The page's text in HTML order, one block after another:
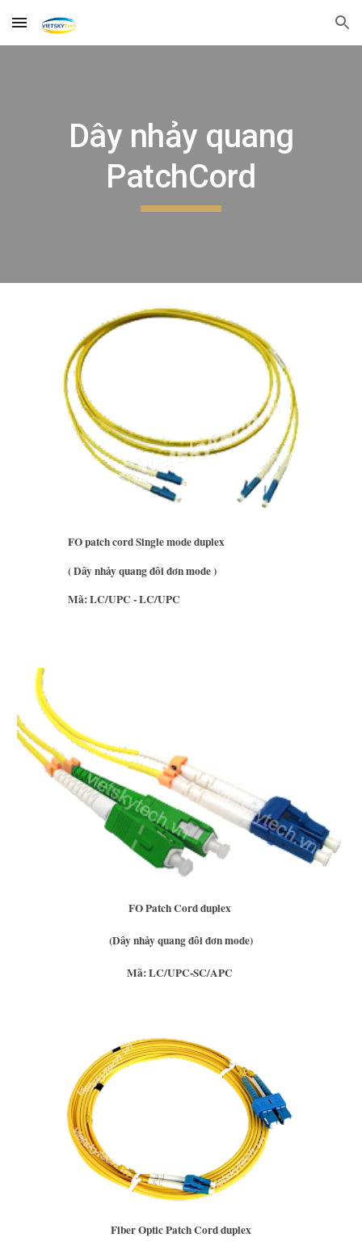
Skip to main content Skip to navigation
Dây nhảy quang
PatchCord
FO patch cord Single mode duplex
( Dây nhảy quang đôi đơn mode )
Mã: LC/UPC - LC/UPC
FO Patch Cord duplex
(Dây nhảy quang đôi đơn mode)
Mã: LC/UPC-SC/APC
Fiber Optic Patch Cord duplex